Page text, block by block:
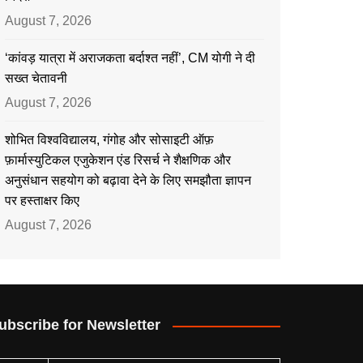
August 7, 2026
‘कांवड़ यात्रा में अराजकता बर्दाश्त नहीं’, CM योगी ने दी
सख्त चेतावनी
August 7, 2026
शोभित विश्वविद्यालय, गंगोह और सोसाइटी ऑफ़
फ़ार्मास्युटिकल एजुकेशन एंड रिसर्च ने शैक्षणिक और
अनुसंधान सहयोग को बढ़ावा देने के लिए समझौता ज्ञापन
पर हस्ताक्षर किए
August 7, 2026
for Newsletter